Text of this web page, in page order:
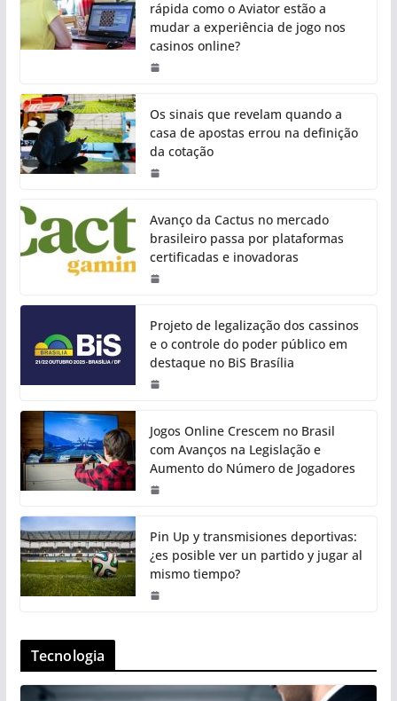
rápida como o Aviator estão a
mudar a experiência de jogo nos
casinos online?
Os sinais que revelam quando a
casa de apostas errou na definição
da cotação
Avanço da Cactus no mercado
brasileiro passa por plataformas
certificadas e inovadoras
Projeto de legalização dos cassinos
e o controle do poder público em
destaque no BiS Brasília
Jogos Online Crescem no Brasil
com Avanços na Legislação e
Aumento do Número de Jogadores
Pin Up y transmisiones deportivas:
¿es posible ver un partido y jugar al
mismo tiempo?
Tecnologia